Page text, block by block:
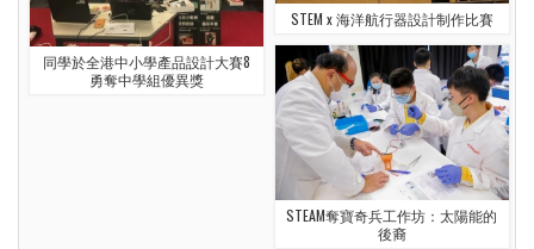
同學於全港中小學產品設計大賽8
勇奪中學組優異獎
STEM x 海洋航行器設計制作比賽
STEAM奪寶奇兵工作坊：太陽能的
後裔